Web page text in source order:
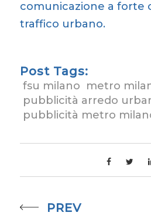
comunicazione a forte
traffico urbano.
Post Tags:
fsu milano metro
pubblicità arredo
pubblicità metro
PREV